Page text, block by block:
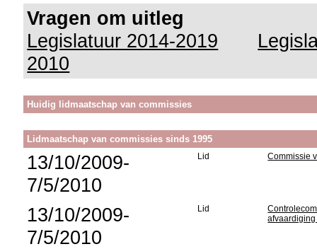
Vragen om uitleg
Legislatuur 2014-2019
2010
Huidig lidmaatschap van commissies
Lidmaatschap van commissies sinds 1995
13/10/2009-
7/5/2010
Lid Commissie
13/10/2009-
7/5/2010
Lid